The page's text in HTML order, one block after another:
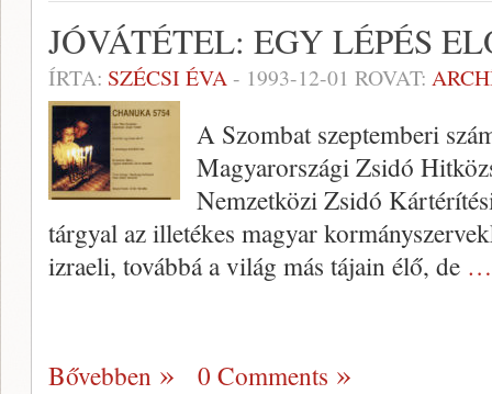
JÓVÁTÉTEL: EGY LÉPÉS
ÍRTA: SZÉCSI ÉVA- 1993-12-01 ROVAT:
A Szombat szeptemberi
Magyarországi Zsidó
Nemzetközi Zsidó
tárgyal az illetékes magyar
izraeli, továbbá a világ más tájain élő, de …
Bővebben 0 Comments